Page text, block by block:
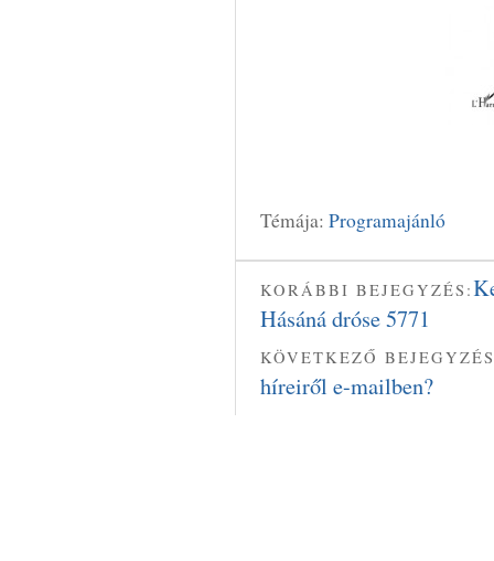
Témája: Programajánló
KORÁBBI BEJEGYZÉS:
Hásáná dróse 5771
KÖVETKEZŐ
híreiről e-mailben?